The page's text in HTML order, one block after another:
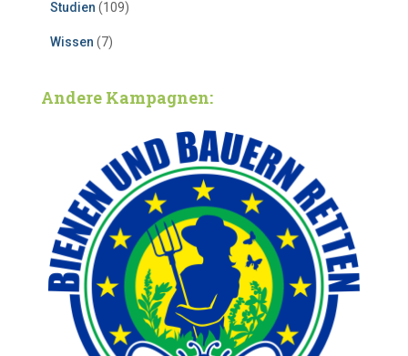
Studien (109)
Wissen (7)
Andere Kampagnen: